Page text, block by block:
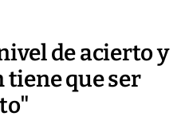
de acierto y
que ser